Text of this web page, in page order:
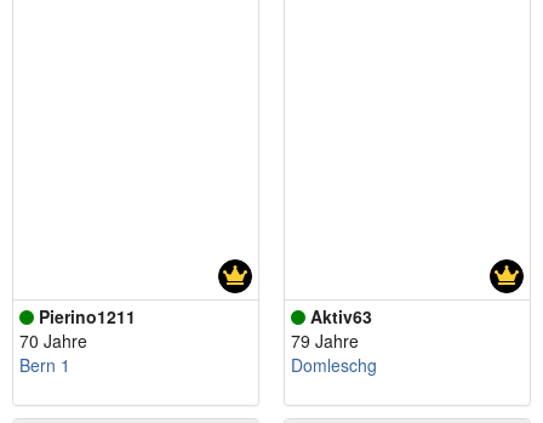
Pierino1211
70 Jahre
Bern 1
Aktiv63
79 Jahre
Domleschg